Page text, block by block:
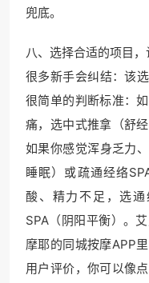
兜底。
八、选择合适的项目
很多新手会纠结：该
很简单的判断标准：
痛，选中式推拿（舒
如果你感觉浑身乏力
睡眠）或疏通经络
酸、精力不足，选
SPA（阴阳平衡）。
摩耶的同城按摩APP
用户评价，你可以像